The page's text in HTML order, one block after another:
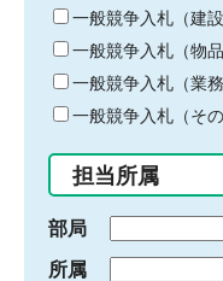
キ
ー
ワ
ー
ド
入
力
一般競争入札（建設
一般競争入札（物品
一般競争入札（業務
一般競争入札（その
担当所属
部局
所属